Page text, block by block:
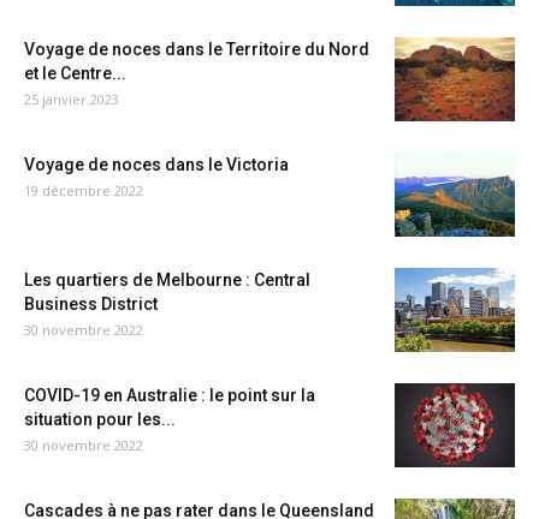
Voyage de noces dans le Territoire du Nord
et le Centre...
25 janvier 2023
Voyage de noces dans le Victoria
19 décembre 2022
Les quartiers de Melbourne : Central
Business District
30 novembre 2022
COVID-19 en Australie : le point sur la
situation pour les...
30 novembre 2022
Cascades à ne pas rater dans le Queensland